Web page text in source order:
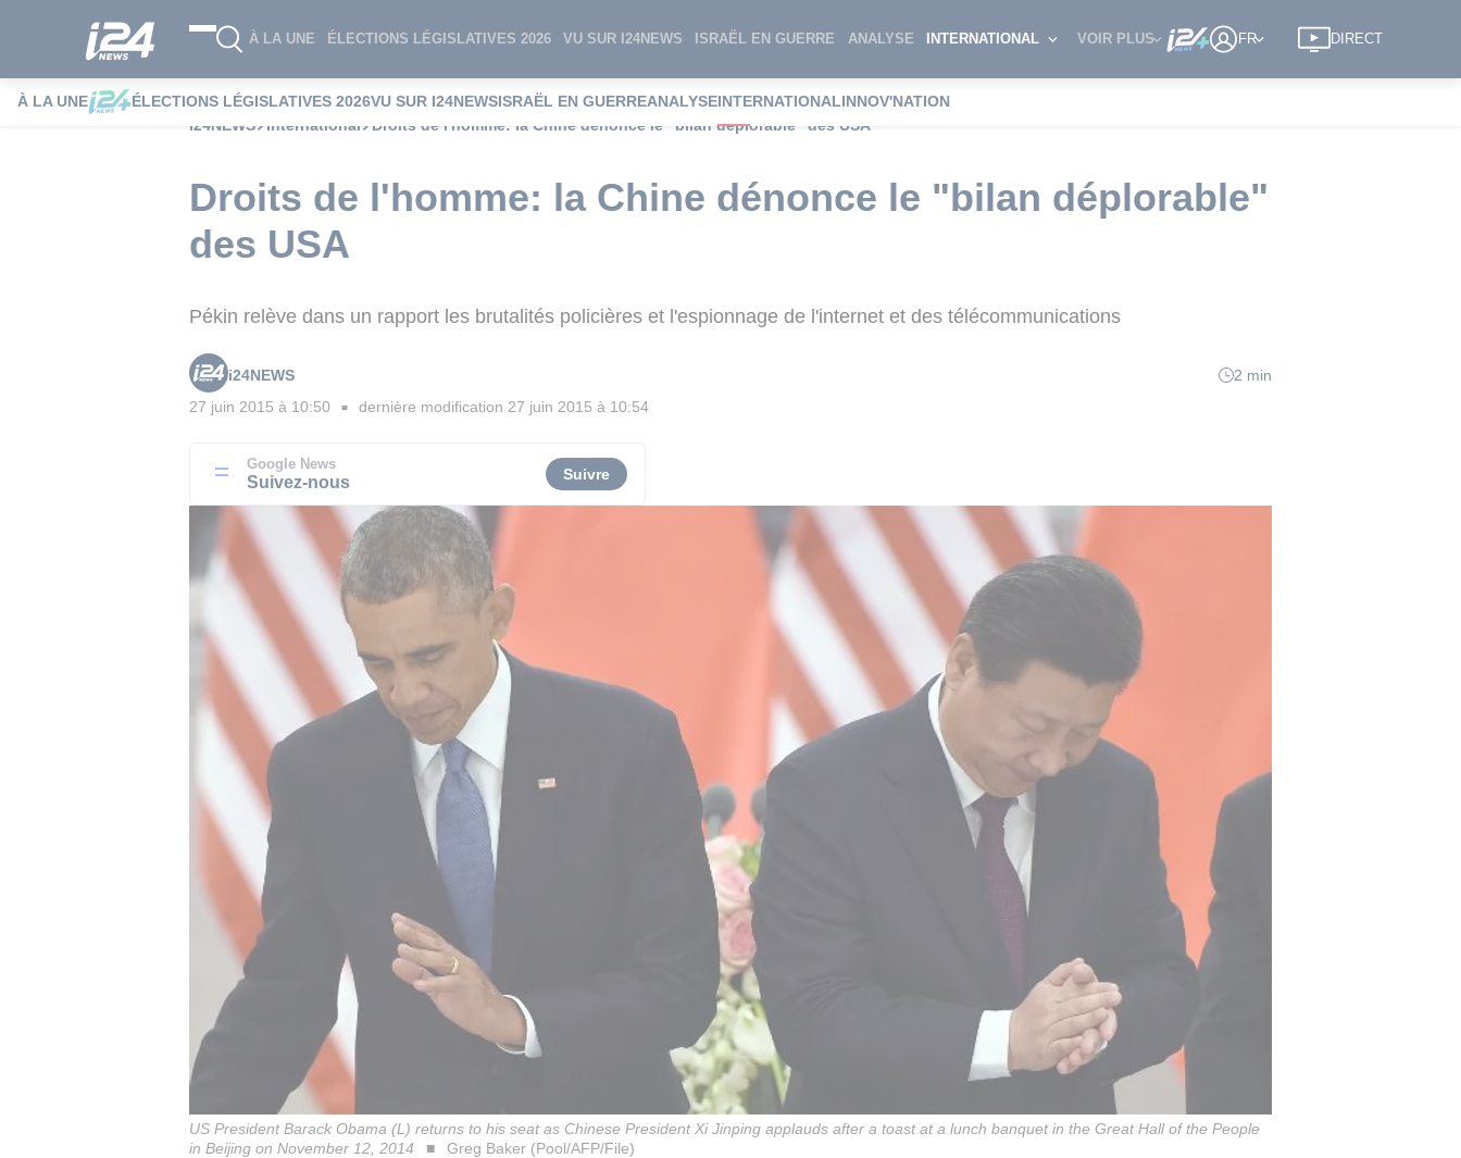
À LA UNE ÉLECTIONS LÉGISLATIVES 2026 VU SUR I24NEWS ISRAËL EN GUERRE ANALYSE INTERNATIONAL VOIR PLUS FR DIRECT
À LA UNE ÉLECTIONS LÉGISLATIVES 2026VU SUR I24NEWSISRAËL EN GUERREANALYSEINTERNATIONALINNOV'NATION
i24NEWS
International Droits de l'homme: la Chine dénonce le "bilan déplorable" des USA
Droits de l'homme: la Chine dénonce le "bilan déplorable"
des USA
Pékin relève dans un rapport les brutalités policières et l'espionnage de l'internet et des télécommunications
i24NEWS
2 min
27 juin 2015 à 10:50 ■ dernière modification 27 juin 2015 à 10:54
Google News
Suivez-nous Suivre
US President Barack Obama (L) returns to his seat as Chinese President Xi Jinping applauds after a toast at a lunch banquet in the Great Hall of the People
in Beijing on November 12, 2014
Greg Baker (Pool/AFP/File)